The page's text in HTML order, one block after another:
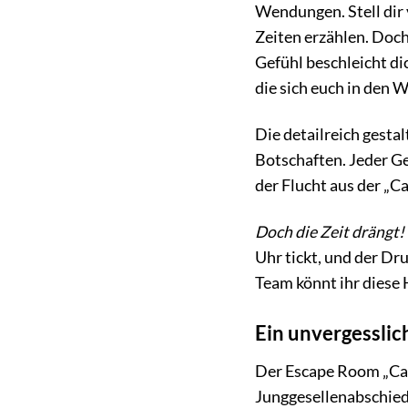
Wendungen. Stell
Zeiten erzählen.
Gefühl beschleicht
die sich euch in den
Die detailreich
Botschaften. Jeder
der Flucht aus der
Doch die Zeit drängt!
Uhr tickt, und der
Team könnt ihr
Ein
Der Escape Room